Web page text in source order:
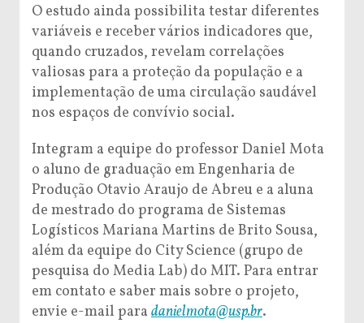
O estudo ainda possibilita testar diferentes
variáveis e receber vários indicadores que,
quando cruzados, revelam correlações
valiosas para a proteção da população e a
implementação de uma circulação saudável
nos espaços de convívio social.
Integram a equipe do professor Daniel Mota
o aluno de graduação em Engenharia de
Produção Otavio Araujo de Abreu e a aluna
de mestrado do programa de Sistemas
Logísticos Mariana Martins de Brito Sousa,
além da equipe do City Science (grupo de
pesquisa do Media Lab) do MIT. Para entrar
em contato e saber mais sobre o projeto,
envie e-mail para danielmota@usp.br.